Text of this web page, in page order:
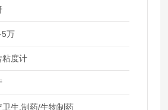
5万
粘度计
卫生,制药/生物制药